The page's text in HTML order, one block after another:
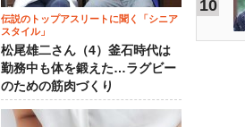
伝説のトップアスリートに聞く「シニア
スタイル」
松尾雄二さん（4）釜石時代は
勤務中も体を鍛えた…ラグビー
のための筋肉づくり
10